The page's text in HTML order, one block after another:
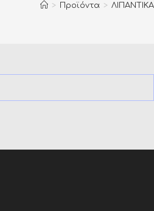
> Προϊόντα > ΛΙΠΑΝΤΙΚΑ